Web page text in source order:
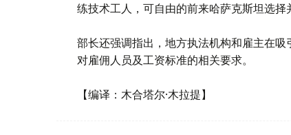
练技术工人，可自由的前来哈萨克斯坦选
部长还强调指出，地方执法机构和雇主在
对雇佣人员及工资标准的相关要求。
【编译：木合塔尔·木拉提】